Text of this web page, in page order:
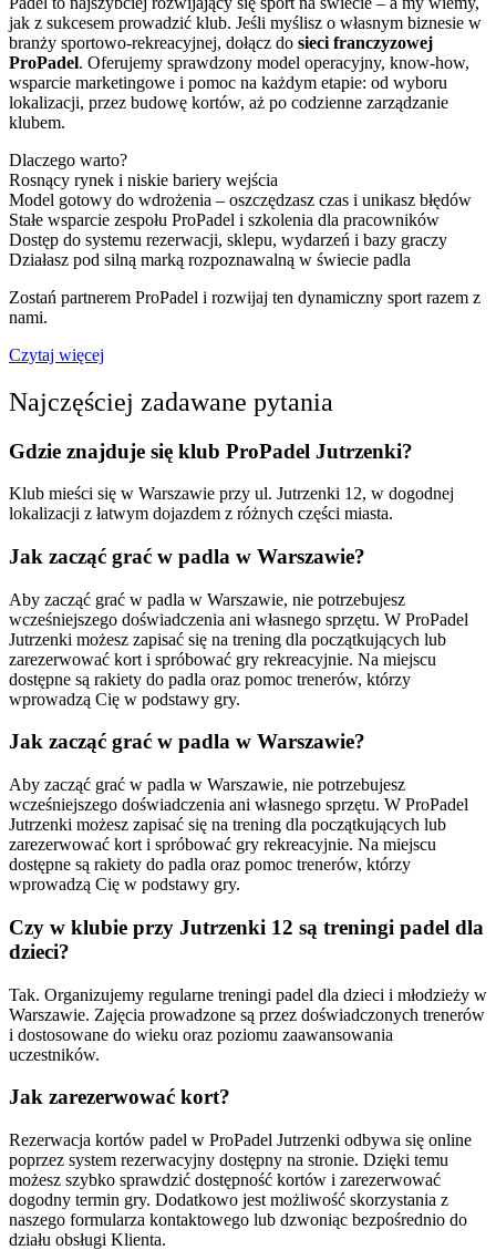
jak z sukcesem prowadzić klub. Jeśli myślisz o własnym biznesie w
branży sportowo-rekreacyjnej, dołącz do sieci franczyzowej
ProPadel. Oferujemy sprawdzony model operacyjny, know-how,
wsparcie marketingowe i pomoc na każdym etapie: od wyboru
lokalizacji, przez budowę kortów, aż po codzienne zarządzanie
klubem.
Dlaczego warto?
Rosnący rynek i niskie bariery wejścia
Model gotowy do wdrożenia – oszczędzasz czas i unikasz błędów
Stałe wsparcie zespołu ProPadel i szkolenia dla pracowników
Dostęp do systemu rezerwacji, sklepu, wydarzeń i bazy graczy
Działasz pod silną marką rozpoznawalną w świecie padla
Zostań partnerem ProPadel i rozwijaj ten dynamiczny sport razem z
nami.
Czytaj więcej
Najczęściej zadawane pytania
Gdzie znajduje się klub ProPadel Jutrzenki?
Klub mieści się w Warszawie przy ul. Jutrzenki 12, w dogodnej
lokalizacji z łatwym dojazdem z różnych części miasta.
Jak zacząć grać w padla w Warszawie?
Aby zacząć grać w padla w Warszawie, nie potrzebujesz
wcześniejszego doświadczenia ani własnego sprzętu. W ProPadel
Jutrzenki możesz zapisać się na trening dla początkujących lub
zarezerwować kort i spróbować gry rekreacyjnie. Na miejscu
dostępne są rakiety do padla oraz pomoc trenerów, którzy
wprowadzą Cię w podstawy gry.
Jak zacząć grać w padla w Warszawie?
Aby zacząć grać w padla w Warszawie, nie potrzebujesz
wcześniejszego doświadczenia ani własnego sprzętu. W ProPadel
Jutrzenki możesz zapisać się na trening dla początkujących lub
zarezerwować kort i spróbować gry rekreacyjnie. Na miejscu
dostępne są rakiety do padla oraz pomoc trenerów, którzy
wprowadzą Cię w podstawy gry.
Czy w klubie przy Jutrzenki 12 są treningi padel dla
dzieci?
Tak. Organizujemy regularne treningi padel dla dzieci i młodzieży w
Warszawie. Zajęcia prowadzone są przez doświadczonych trenerów
i dostosowane do wieku oraz poziomu zaawansowania
uczestników.
Jak zarezerwować kort?
Rezerwacja kortów padel w ProPadel Jutrzenki odbywa się online
poprzez system rezerwacyjny dostępny na stronie. Dzięki temu
możesz szybko sprawdzić dostępność kortów i zarezerwować
dogodny termin gry. Dodatkowo jest możliwość skorzystania z
naszego formularza kontaktowego lub dzwoniąc bezpośrednio do
działu obsługi Klienta.